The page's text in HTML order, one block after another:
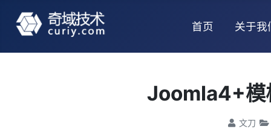
首页 关于我
Joomla4+模
文刀